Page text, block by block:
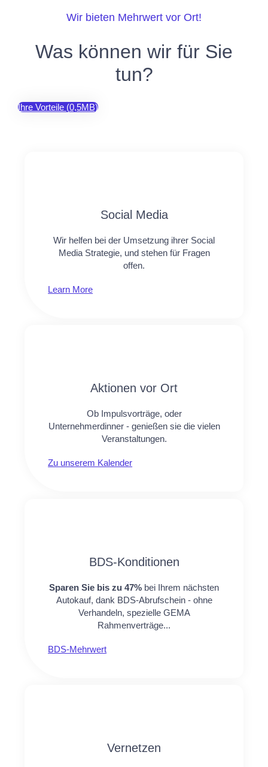
Wir bieten Mehrwert vor Ort!
Was können wir für Sie
tun?
Ihre Vorteile (0,5MB)
Social Media​​
Wir helfen bei der Umsetzung ihrer Social
Media Strategie, und stehen für Fragen
offen.
Learn More
Aktionen vor Ort
Ob Impulsvorträge, oder
Unternehmerdinner - genießen sie die vielen
Veranstaltungen.
Zu unserem Kalender
BDS-Konditionen
Sparen Sie bis zu 47% bei Ihrem nächsten
Autokauf, dank BDS-Abrufschein - ohne
Verhandeln, spezielle GEMA
Rahmenverträge...
BDS-Mehrwert
Vernetzen